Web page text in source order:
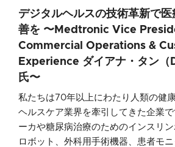
デジタルヘルスの技術革新で
善を 〜Medtronic Vice
Commercial Operations &
Experience ダイアナ・タン（
氏〜
私たちは70年以上にわたり人類の健
ヘルスケア業界を牽引してきた企業
ーカや糖尿病治療のためのインスリ
ロボット、外科用手術機器、患者モ